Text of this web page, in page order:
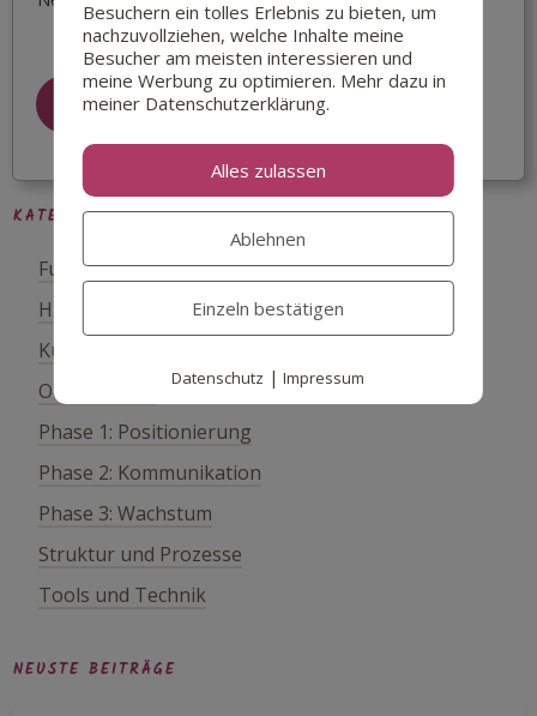
Registrieren
KATEGORIEN
Funnel und Marketing
Hinter den Kulissen
KundenKarma-Prinzip
Online-Kurse
Phase 1: Positionierung
Phase 2: Kommunikation
Phase 3: Wachstum
Struktur und Prozesse
Tools und Technik
NEUSTE BEITRÄGE
Besuchern ein tolles Erlebnis zu bieten, um
nachzuvollziehen, welche Inhalte meine
Besucher am meisten interessieren und
meine Werbung zu optimieren. Mehr dazu in
meiner Datenschutzerklärung.
Alles zulassen
Ablehnen
Einzeln bestätigen
Datenschutz |Impressum